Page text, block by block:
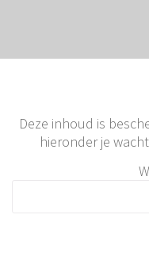
Deze inhoud is
hieronder je